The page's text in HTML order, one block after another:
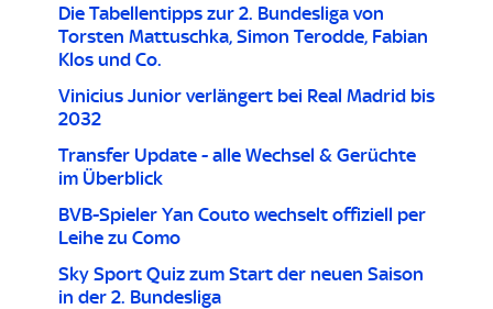
Die Tabellentipps zur 2. Bundesliga von
Torsten Mattuschka, Simon Terodde, Fabian
Klos und Co.
Vinicius Junior verlängert bei Real Madrid bis
2032
Transfer Update - alle Wechsel & Gerüchte
im Überblick
BVB-Spieler Yan Couto wechselt offiziell per
Leihe zu Como
Sky Sport Quiz zum Start der neuen Saison
in der 2. Bundesliga